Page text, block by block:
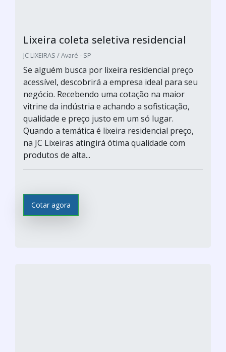
Lixeira coleta seletiva residencial
JC LIXEIRAS / Avaré - SP
Se alguém busca por lixeira residencial preço
acessível, descobrirá a empresa ideal para seu
negócio. Recebendo uma cotação na maior
vitrine da indústria e achando a sofisticação,
qualidade e preço justo em um só lugar.
Quando a temática é lixeira residencial preço,
na JC Lixeiras atingirá ótima qualidade com
produtos de alta...
Cotar agora